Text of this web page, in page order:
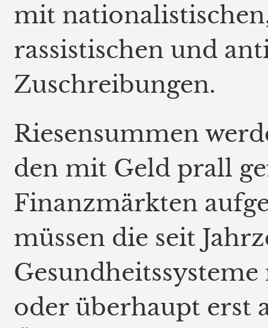
mit
rassistischen und
Zuschreibungen.
Riesensummen
den mit Geld prall
Finanzmärkten
müssen die seit
oder überhaupt erst